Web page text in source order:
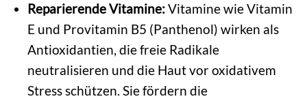
Reparierende Vitamine:Vitamine wie Vitamin
E und Provitamin B5 (Panthenol) wirken als
Antioxidantien, die freie Radikale
neutralisieren und die Haut vor oxidativem
Stress schützen. Sie fördern die